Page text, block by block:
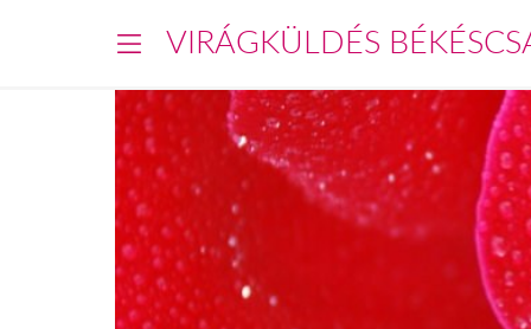
VIRÁGKÜLDÉS